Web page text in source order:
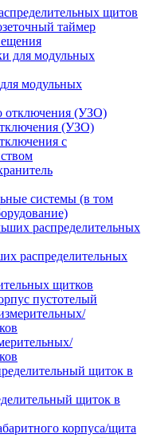
щитов
таймер
модульных
(УЗО)
с
системы (в том
распределительных
щитков
пустотелый
щиток в
корпуса/щита